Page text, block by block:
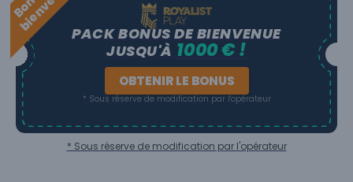
PACK BONUS DE BIENVENUE
JUSQU'À 1000 € !
OBTENIR LE BONUS
* Sous réserve de modification par l'opérateur
* Sous réserve de modification par l'opérateur